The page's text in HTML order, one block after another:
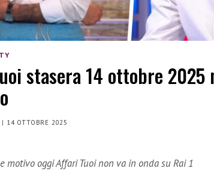
stasera 14 ottobre 2025
| 14 OTTOBRE 2025
motivo oggi Affari Tuoi non va in onda su Rai 1